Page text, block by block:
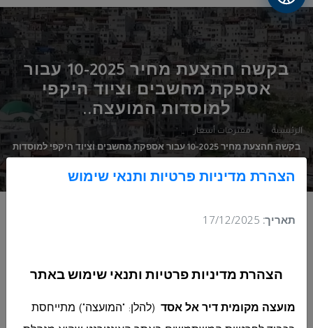
בקשה חהצעת מחיר 10-2025 עבור
אספקת מחשבים וציוד היקפי
למוסדות המועצה..
الرئيسية
مقترحات أسعار
בקשה חהצעת מחיר 10-2025 עבור אספקת מחשבים וציוד היקפי למוסדות
המועצה..
הצהרת מדיניות פרטיות ותנאי שימוש
תאריך:
הצהרת מדיניות פרטיות ותנאי שימוש באתר
מועצה מקומית דיר אל אסד
(להלן: "המועצה") מתייחסת